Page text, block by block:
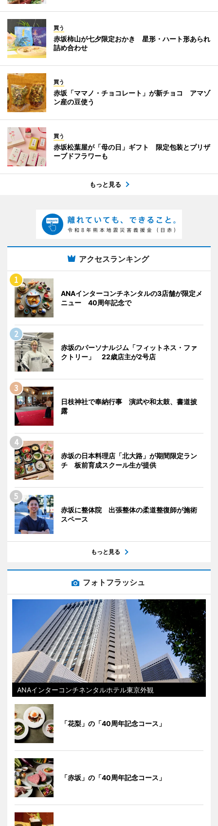
買う
赤坂柿山が七夕限定おかき 星形・ハート形あられ
詰め合わせ
買う
赤坂「ママノ・チョコレート」が新チョコ アマゾ
ン産の豆使う
買う
赤坂松葉屋が「母の日」ギフト 限定包装とプリザ
ーブドフラワーも
もっと見る
アクセスランキング
ANAインターコンチネンタルの3店舗が限定メ
ニュー 40周年記念で
赤坂のパーソナルジム「フィットネス・ファ
クトリー」 22歳店主が2号店
日枝神社で奉納行事 演武や和太鼓、書道披
露
赤坂の日本料理店「北大路」が期間限定ラン
チ 板前育成スクール生が提供
赤坂に整体院 出張整体の柔道整復師が施術
スペース
もっと見る
フォトフラッシュ
ANAインターコンチネンタルホテル東京外観
「花梨」の「40周年記念コース」
「赤坂」の「40周年記念コース」